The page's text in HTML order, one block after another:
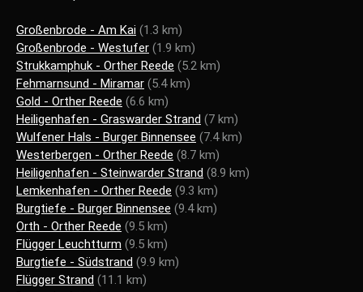
Großenbrode - Am Kai (1.3 km)
Großenbrode - Westufer (1.9 km)
Strukkamphuk - Orther Reede (5.2 km)
Fehmarnsund - Miramar (5.4 km)
Gold - Orther Reede (6.6 km)
Heiligenhafen - Graswarder Strand (7 km)
Wulfener Hals - Burger Binnensee (7.4 km)
Westerbergen - Orther Reede (8.7 km)
Heiligenhafen - Steinwarder Strand (8.9 km)
Lemkenhafen - Orther Reede (9.3 km)
Burgtiefe - Burger Binnensee (9.4 km)
Orth - Orther Reede (9.5 km)
Flügger Leuchtturm (9.5 km)
Burgtiefe - Südstrand (9.9 km)
Flügger Strand (11.1 km)